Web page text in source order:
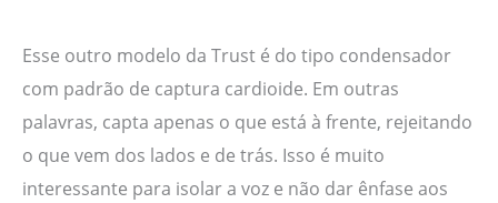
Esse outro modelo da Trust é do tipo condensador
com padrão de captura cardioide. Em outras
palavras, capta apenas o que está à frente, rejeitando
o que vem dos lados e de trás. Isso é muito
interessante para isolar a voz e não dar ênfase aos